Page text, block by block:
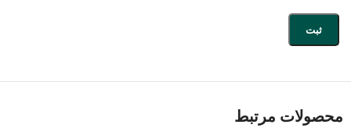
محصولات مرتبط